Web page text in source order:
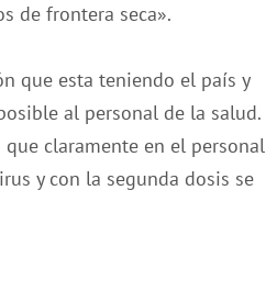
de frontera seca».
que esta teniendo el país y
al personal de la salud.
claramente en el personal
y con la segunda dosis se